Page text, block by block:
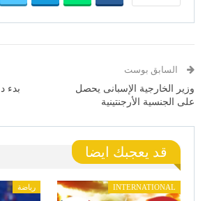
السابق بوست
وزير الخارجية الإسبانى يحصل
على الجنسية الأرجنتينية
بدء
قد يعجبك ايضا
INTERNATIONAL رياضة